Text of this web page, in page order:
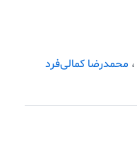
، محمدرضا کمالی‌فرد